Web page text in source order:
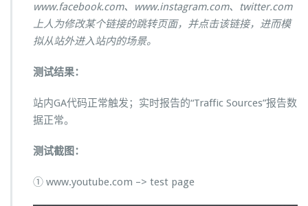
www.facebook.com、www.instagram.com、twitter.com
上人为修改某个链接的跳转页面，并点击该链接，进而模
拟从站外进入站内的场景。
测试结果：
站内GA代码正常触发；实时报告的“Traffic Sources”报告数
据正常。
测试截图：
① www.youtube.com –> test page